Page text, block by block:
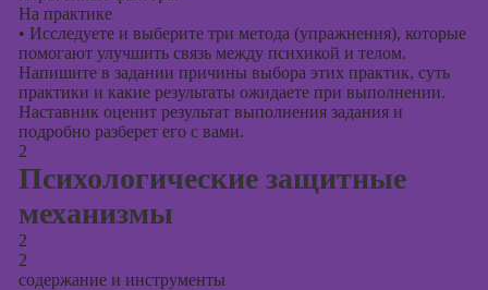
На практике
• Исследуете и выберите три метода (упражнения), которые
помогают улучшить связь между психикой и телом.
Напишите в задании причины выбора этих практик, суть
практики и какие результаты ожидаете при выполнении.
Наставник оценит результат выполнения задания и
подробно разберет его с вами.
2
Психологические защитные
механизмы
2
2
содержание и инструменты